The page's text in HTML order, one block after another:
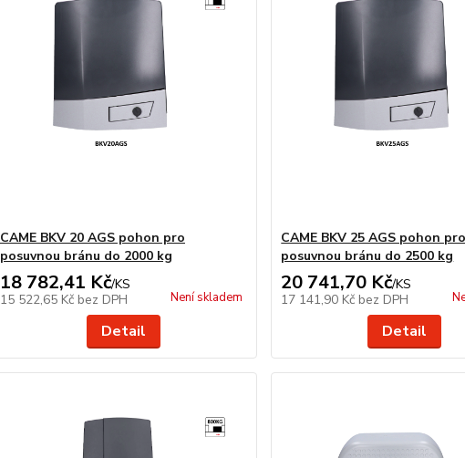
CAME BKV 20 AGS pohon pro
posuvnou bránu do 2000 kg
18 782,41 Kč/KS
15 522,65 Kč bez DPH Není skladem
Detail
CAME BKV 25 AGS pohon pro
posuvnou bránu do 2500 kg
20 741,70 Kč/KS
17 141,90 Kč bez DPH
Detail